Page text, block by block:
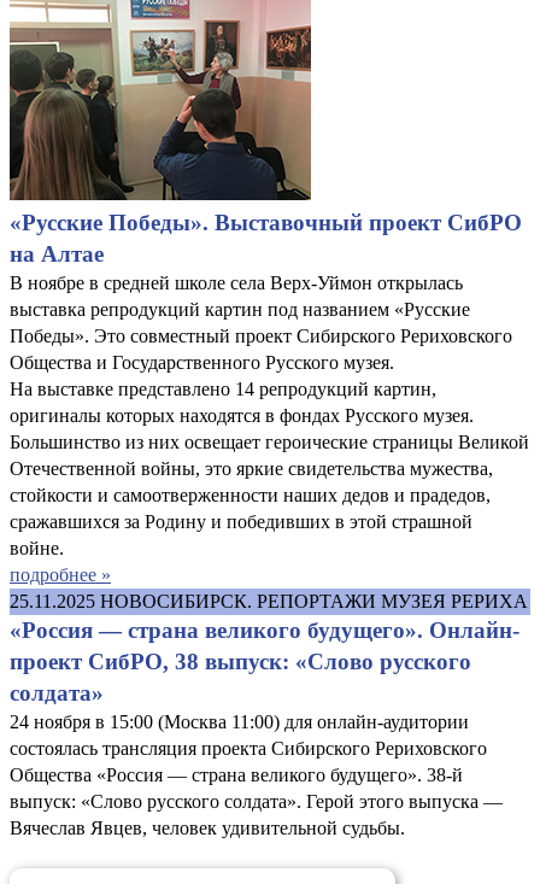
«Русские Победы». Выставочный проект СибРО
на Алтае
В ноябре в средней школе села Верх-Уймон открылась
выставка репродукций картин под названием «Русские
Победы». Это совместный проект Сибирского Рериховского
Общества и Государственного Русского музея.
На выставке представлено 14 репродукций картин,
оригиналы которых находятся в фондах Русского музея.
Большинство из них освещает героические страницы Великой
Отечественной войны, это яркие свидетельства мужества,
стойкости и самоотверженности наших дедов и прадедов,
сражавшихся за Родину и победивших в этой страшной
войне.
подробнее »
25.11.2025 НОВОСИБИРСК. РЕПОРТАЖИ МУЗЕЯ РЕРИХА
«Россия — страна великого будущего». Онлайн-
проект СибРО, 38 выпуск: «Слово русского
солдата»
24 ноября в 15:00 (Москва 11:00) для онлайн-аудитории
состоялась трансляция проекта Сибирского Рериховского
Общества «Россия — страна великого будущего». 38-й
выпуск: «Слово русского солдата». Герой этого выпуска —
Вячеслав Явцев, человек удивительной судьбы.